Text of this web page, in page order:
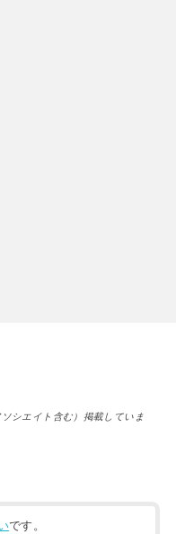
シエイト含む）掲載していま
です。